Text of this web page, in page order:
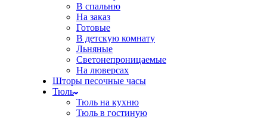
В спальню
На заказ
Готовые
В детскую комнату
Льняные
Светонепроницаемые
На люверсах
Шторы песочные часы
Тюль
Тюль на кухню
Тюль в гостиную